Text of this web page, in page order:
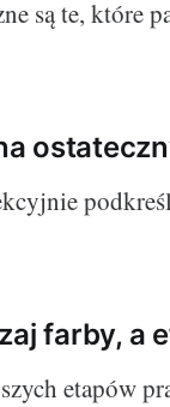
są te, które
farby, a
etapów